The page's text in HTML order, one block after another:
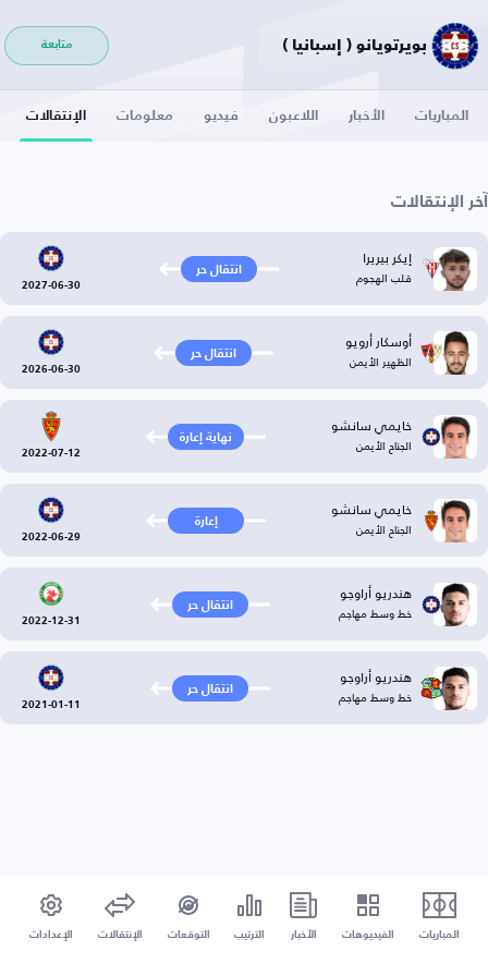
بويرتويانو ( إسبانيا ) متابعة
المباريات الأخبار اللاعبون فيديو معلومات الإنتقالات
آخر الإنتقالات
إيكر بيريرا
قلب الهجوم انتقال حر
2027-06-30
أوسكار أرويو
الظهير الأيمن انتقال حر
2026-06-30
خايمي سانشو
الجناح الأيمن نهاية إعارة
2022-07-12
خايمي سانشو
الجناح الأيمن إعارة
2022-06-29
هندريو أراوجو
خط وسط مهاجم انتقال حر
2022-12-31
هندريو أراوجو
خط وسط مهاجم انتقال حر
2021-01-11
المباريات الفيديوهات الأخبار الترتيب التوقعات الإنتقالات الإعدادات